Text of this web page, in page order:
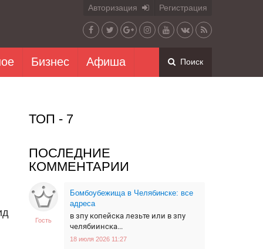
Авторизация Регистрация
Бизнес Афиша Поиск
ТОП - 7
ПОСЛЕДНИЕ
КОММЕНТАРИИ
Гость
Бомбоубежища в Челябинске: все
адреса
в зпу копейска лезьте или в зпу
челябиинска...
18 июля 2026 11:27